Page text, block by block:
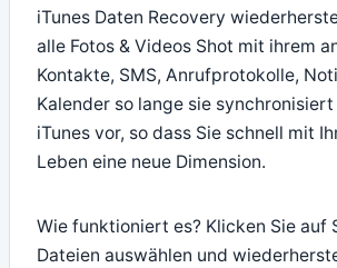
iTunes Daten Recovery
alle Fotos & Videos Shot mit ihrem
Kontakte, SMS, Anrufprotokolle,
Kalender so lange sie
iTunes vor, so dass Sie schnell mit
Leben eine neue Dimension.
Wie funktioniert es? Klicken Sie auf
Dateien auswählen und